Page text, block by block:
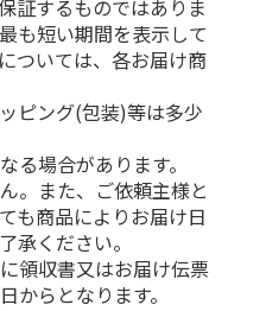
証するものではありま
も短い期間を表示して
ついては、各お届け商
ピング(包装)等は多少
場合があります。
。また、ご依頼主様と
も商品によりお届け日
承ください。
領収書又はお届け伝票
からとなります。